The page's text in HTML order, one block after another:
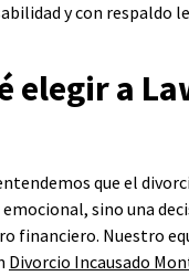
y con respaldo
elegir a
que el
sino una
financiero. Nuestro
Divorcio Incausado